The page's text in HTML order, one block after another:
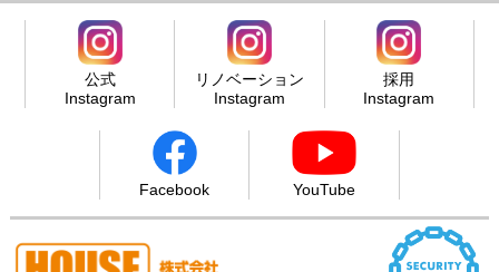
公式
Instagram
リノベーション
Instagram
採用
Instagram
Facebook YouTube